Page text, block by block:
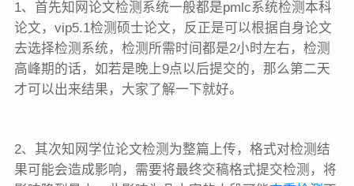
1、首先知网论文检测系统一般都是pmlc系统检测本科
论文，vip5.1检测硕士论文，反正是可以根据自身论文
去选择检测系统，检测所需时间都是2小时左右，检测
高峰期的话，如若是晚上9点以后提交的，那么第二天
才可以出来结果，大家了解一下就好。
2、其次知网学位论文检测为整篇上传，格式对检测结
果可能会造成影响，需要将最终交稿格式提交检测，将